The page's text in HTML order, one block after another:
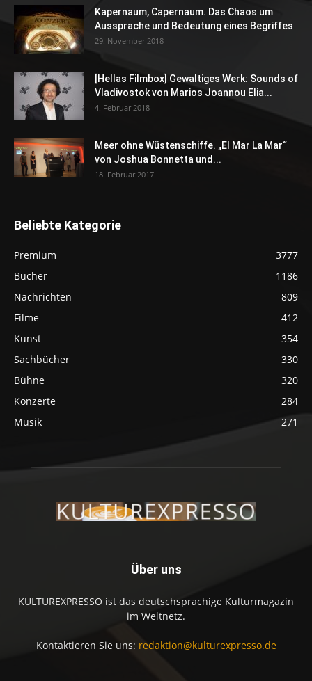
Kapernaum, Capernaum. Das Chaos um
Aussprache und Bedeutung eines Begriffes
29. November 2018
[Hellas Filmbox] Gewaltiges Werk: Sounds of
Vladivostok von Marios Joannou Elia...
4. Februar 2018
Meer ohne Wüstenschiffe. „El Mar La Mar“
von Joshua Bonnetta und...
18. Februar 2017
Beliebte Kategorie
Premium
3777
Bücher
1186
Nachrichten
809
Filme
412
Kunst
354
Sachbücher
330
Bühne
320
Konzerte
284
Musik
271
Über uns
KULTUREXPRESSO ist das deutschsprachige Kulturmagazin
im Weltnetz.
Kontaktieren Sie uns: redaktion@kulturexpresso.de